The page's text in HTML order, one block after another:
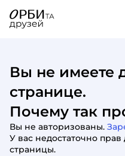
Вы не имеете
странице.
Почему так
Вы не авторизованы.
У вас недостаточно
страницы.